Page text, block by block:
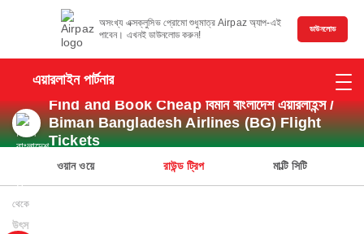
অসংখ্য এক্সক্লুসিভ প্রোমো শুধুমাত্র Airpaz অ্যাপ-এই
পাবেন। এখনই ডাউনলোড করুন!
ডাউনলোড
এয়ারলাইন পার্টনার
Find and Book Cheap বিমান বাংলাদেশ এয়ারলাইন্স /
Biman Bangladesh Airlines (BG) Flight
Tickets
ওয়ান ওয়ে রাউন্ড ট্রিপ মাল্টি সিটি
থেকে
উৎস